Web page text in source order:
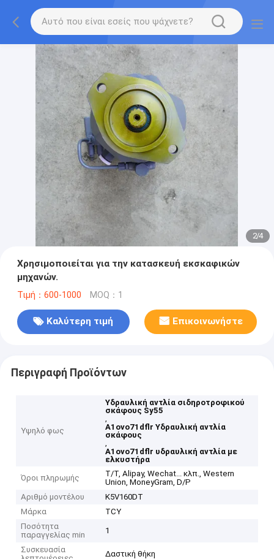
2/4
Χρησιμοποιείται για την κατασκευή εκσκαφικών
μηχανών.
Τιμή：600-1000 MOQ：1
Καλύτερη τιμή Επικοινωνήστε
Περιγραφή Προϊόντων
Υψηλό φως
Υδραυλική αντλία σιδηροτροφικού
σκάφους Sy55
,
Α1ovo71dflr Υδραυλική αντλία
σκάφους
,
A1ovo71dflr υδραυλική αντλία με
ελκυστήρα
Όροι πληρωμής
Τ/Τ, Alipay, Wechat... κλπ., Western
Union, MoneyGram, D/P
Αριθμό μοντέλου
K5V160DT
Μάρκα
TCY
Ποσότητα
παραγγελίας min
1
Συσκευασία
Δαστική θήκη